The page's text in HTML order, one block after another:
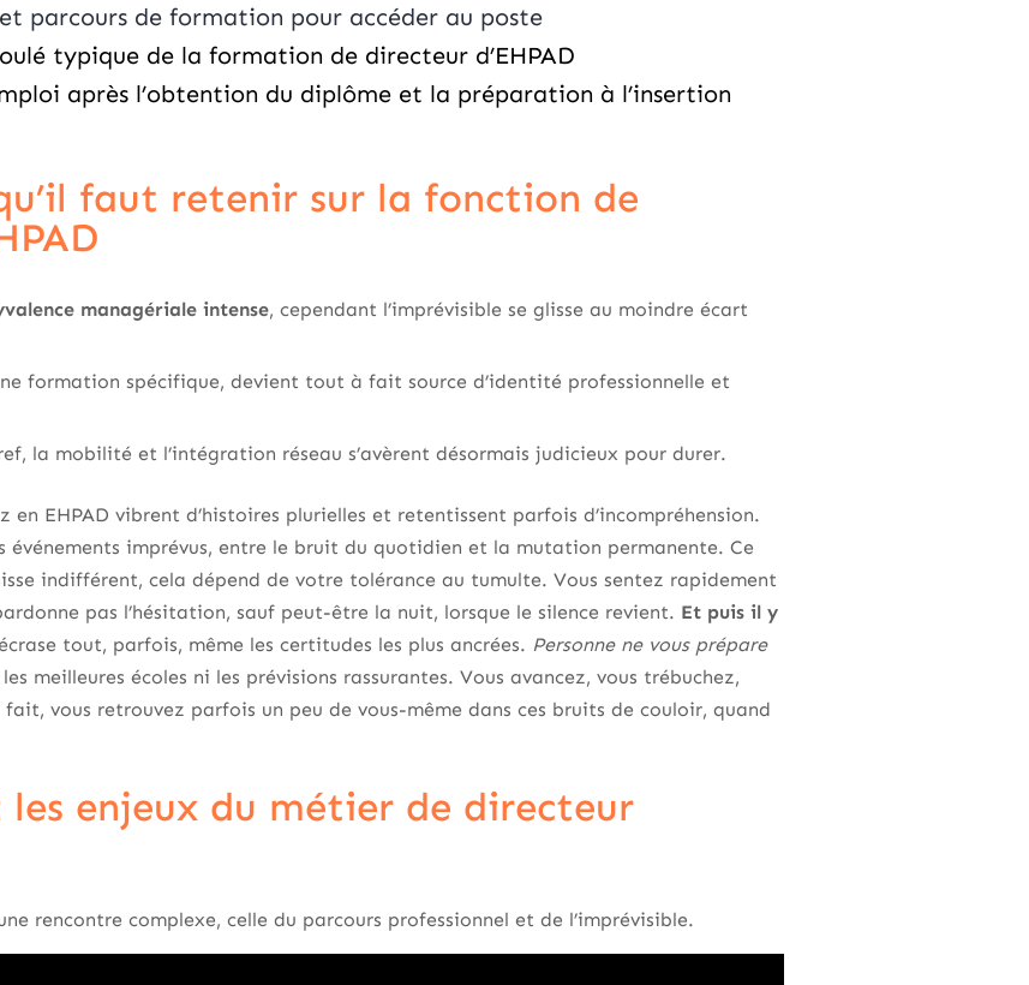
parcours de formation pour accéder au poste
typique de la formation de directeur d’EHPAD
après l’obtention du diplôme et la préparation à l’insertion
faut retenir sur la fonction de
managériale intense, cependant l’imprévisible se glisse au moindre écart
formation spécifique, devient tout à fait source d’identité professionnelle et
la mobilité et l’intégration réseau s’avèrent désormais judicieux pour durer.
en EHPAD vibrent d’histoires plurielles et retentissent parfois d’incompréhension.
événements imprévus, entre le bruit du quotidien et la mutation permanente. Ce
indifférent, cela dépend de votre tolérance au tumulte. Vous sentez rapidement
pas l’hésitation, sauf peut-être la nuit, lorsque le silence revient. Et puis il y
tout, parfois, même les certitudes les plus ancrées. Personne ne vous prépare
meilleures écoles ni les prévisions rassurantes. Vous avancez, vous trébuchez,
fait, vous retrouvez parfois un peu de vous-même dans ces bruits de couloir, quand
enjeux du métier de directeur
rencontre complexe, celle du parcours professionnel et de l’imprévisible.